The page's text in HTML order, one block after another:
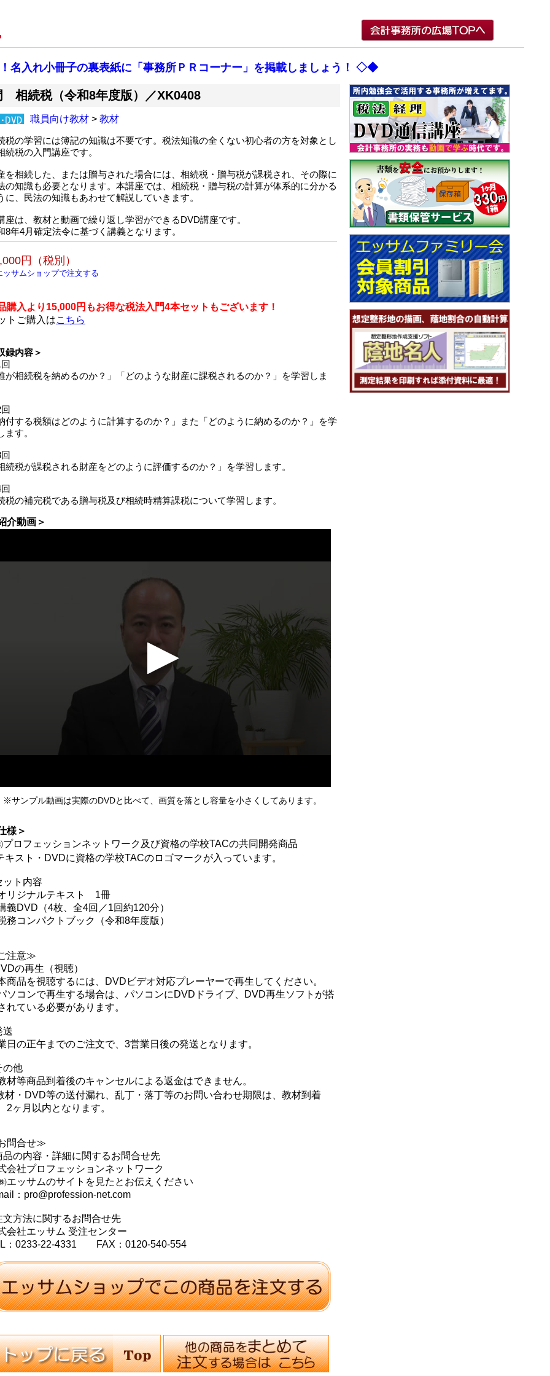
名入れ小冊子の裏表紙に「事務所ＰＲコーナー」を掲載しましょう！ ◇◆
相続税（令和8年度版）／XK0408
職員向け教材 > 教材
税の学習には簿記の知識は不要です。税法知識の全くない初心者の方を対象とし
続税の入門講座です。
を相続した、または贈与された場合には、相続税・贈与税が課税され、その際に
の知識も必要となります。本講座では、相続税・贈与税の計算が体系的に分かる
に、民法の知識もあわせて解説していきます。
座は、教材と動画で繰り返し学習ができるDVD講座です。
8年4月確定法令に基づく講義となります。
円（税別）
サムショップで注文する
購入より15,000円もお得な税法入門4本セットもございます！
トご購入はこちら
録内容＞
が相続税を納めるのか？」「どのような財産に課税されるのか？」を学習しま
付する税額はどのように計算するのか？」また「どのように納めるのか？」を学
ます。
続税が課税される財産をどのように評価するのか？」を学習します。
税の補完税である贈与税及び相続時精算課税について学習します。
介動画＞
※サンプル動画は実際のDVDと比べて、画質を落とし容量を小さくしてあります。
様＞
プロフェッションネットワーク及び資格の学校TACの共同開発商品
キスト・DVDに資格の学校TACのロゴマークが入っています。
ット内容
リジナルテキスト 1冊
義DVD（4枚、全4回／1回約120分）
務コンパクトブック（令和8年度版）
注意≫
の再生（視聴）
商品を視聴するには、DVDビデオ対応プレーヤーで再生してください。
ソコンで再生する場合は、パソコンにDVDドライブ、DVD再生ソフトが搭
れている必要があります。
送
日の正午までのご注文で、3営業日後の発送となります。
の他
材等商品到着後のキャンセルによる返金はできません。
材・DVD等の送付漏れ、乱丁・落丁等のお問い合わせ期限は、教材到着
2ヶ月以内となります。
問合せ≫
品の内容・詳細に関するお問合せ先
会社プロフェッションネットワーク
エッサムのサイトを見たとお伝えください
：pro@profession-net.com
文方法に関するお問合せ先
会社エッサム 受注センター
：0233-22-4331 FAX：0120-540-554